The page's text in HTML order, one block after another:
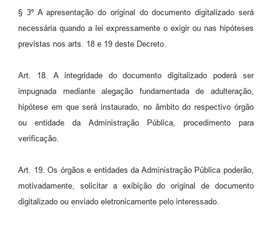
§ 3º A apresentação do original do documento digitalizado será
necessária quando a lei expressamente o exigir ou nas hipóteses
previstas nos arts. 18 e 19 deste Decreto.
Art. 18. A integridade do documento digitalizado poderá ser
impugnada mediante alegação fundamentada de adulteração,
hipótese em que será instaurado, no âmbito do respectivo órgão
ou entidade da Administração Pública, procedimento para
verificação.
Art. 19. Os órgãos e entidades da Administração Pública poderão,
motivadamente, solicitar a exibição do original de documento
digitalizado ou enviado eletronicamente pelo interessado.